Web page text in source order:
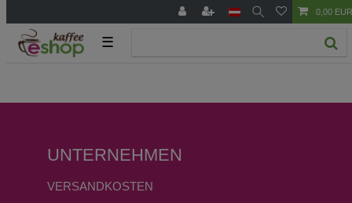
0,00 EUR
☰
UNTERNEHMEN
VERSANDKOSTEN